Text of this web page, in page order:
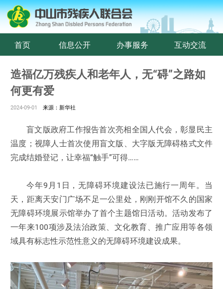
首页 信息公开 办事服务 互动交流
造福亿万残疾人和老年人，无“碍”之路如
何更有爱
2024-09-01 来源：新华社
盲文版政府工作报告首次亮相全国人代会，彰显民主
温度；视障人士首次使用盲文版、大字版无障碍格式文件
完成结婚登记，让幸福“触手”可得……
今年9月1日，无障碍环境建设法已施行一周年。当
天，距离天安门广场不足一公里处，刚刚开馆不久的国家
无障碍环境展示馆举办了首个主题馆日活动。活动发布了
一年来100项涉及法治政策、文化教育、推广应用等各领
域具有标志性示范性意义的无障碍环境建设成果。